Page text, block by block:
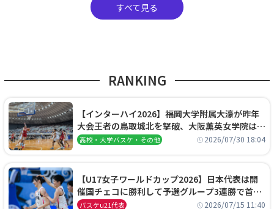
すべて見る
RANKING
【インターハイ2026】福岡大学附属大濠が昨年
大会王者の鳥取城北を撃破、大阪薫英女学院は岐
阜女子に完勝、大会3日目試合結果
高校・大学バスケ・その他 2026/07/30 18:04
【U17女子ワールドカップ2026】日本代表は開
催国チェコに勝利して予選グループ3連勝で首位
通過！準々決勝の相手はエジプトに決定
バスケu21代表 2026/07/15 11:40